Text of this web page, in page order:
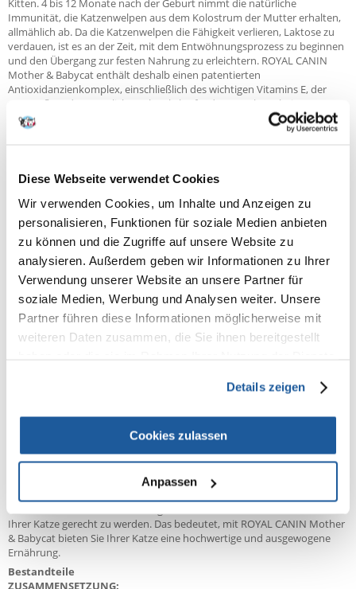
Diese Webseite verwendet Cookies
Wir verwenden Cookies, um Inhalte und Anzeigen zu
personalisieren, Funktionen für soziale Medien anbieten
zu können und die Zugriffe auf unsere Website zu
analysieren. Außerdem geben wir Informationen zu Ihrer
Verwendung unserer Website an unsere Partner für
soziale Medien, Werbung und Analysen weiter. Unsere
Partner führen diese Informationen möglicherweise mit
weiteren Daten zusammen, die Sie ihnen bereitgestellt
Details zeigen
Cookies zulassen
Anpassen
Kitten. 4 bis 12 Monate nach der Geburt nimmt die natürliche
Immunität, die Katzenwelpen aus dem Kolostrum der Mutter erhalten,
allmählich ab. Da die Katzenwelpen die Fähigkeit verlieren, Laktose zu
verdauen, ist es an der Zeit, mit dem Entwöhnungsprozess zu beginnen
und den Übergang zur festen Nahrung zu erleichtern. ROYAL CANIN
Mother & Babycat enthält deshalb einen patentierten
Antioxidanzienkomplex, einschließlich des wichtigen Vitamins E, der
zum Aufbau der natürlichen Abwehrkräfte des Kätzchens beitragen,
während sein Immunsystem noch in der Entwicklungsphase ist. Die
angepasste Krokette von ROYAL CANIN Mother & Babycat kann
was letztlich den Übergang zum Fressen und zum Verdauen von fester
Ernährungsbedürfnisse der Mutter während der gesamten
Entwöhnungsphase.
Dank hochverdaulicher Proteine und Präbiotika wurde ROYAL CANIN
Mother & Babycat Futter speziell im Hinblick auf eine hohe
Verdauungstoleranz von Katzen optimiert, da es die Menge an
unverdauten Nährstoffen reduziert. Es ist mit DHA angereichert, einer
natürlichen Omega-3-Fettsäure, die bei der Entwicklung der
Hirnfunktion der Kitten hilft.
Mehr Abwechslung für Katzenmutter und Welpen
einer köstlichen, besonders weichen Mousse erhältlich. Wenn Sie eine
befolgen Sie einfach unsere Fütterungsrichtlinien. So stellen Sie sicher,
dass Ihre Katze die richtige Menge an Nass- und Trockenfutter erhält.
ROYAL CANIN Qualitätsversprechen
Alle ROYAL CANIN Produkte durchlaufen eine umfassende
Ihrer Katze gerecht zu werden. Das bedeutet, mit ROYAL CANIN Mother
& Babycat bieten Sie Ihrer Katze eine hochwertige und ausgewogene
Ernährung.
Bestandteile
ZUSAMMENSETZUNG: